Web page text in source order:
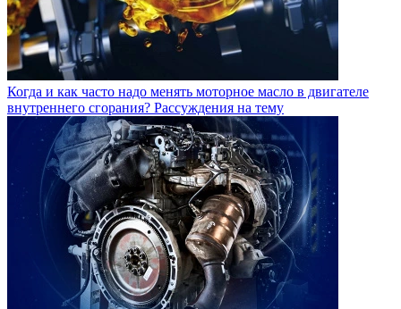
Когда и как часто надо менять моторное масло в двигателе
внутреннего сгорания? Рассуждения на тему